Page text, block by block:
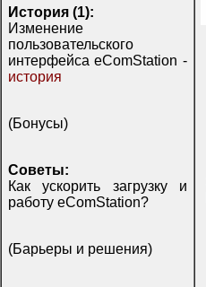
История (1):
Изменение
пользовательского
интерфейса eComStation -
история
(Бонусы)
Советы:
Как ускорить загрузку и
работу eComStation?
(Барьеры и решения)